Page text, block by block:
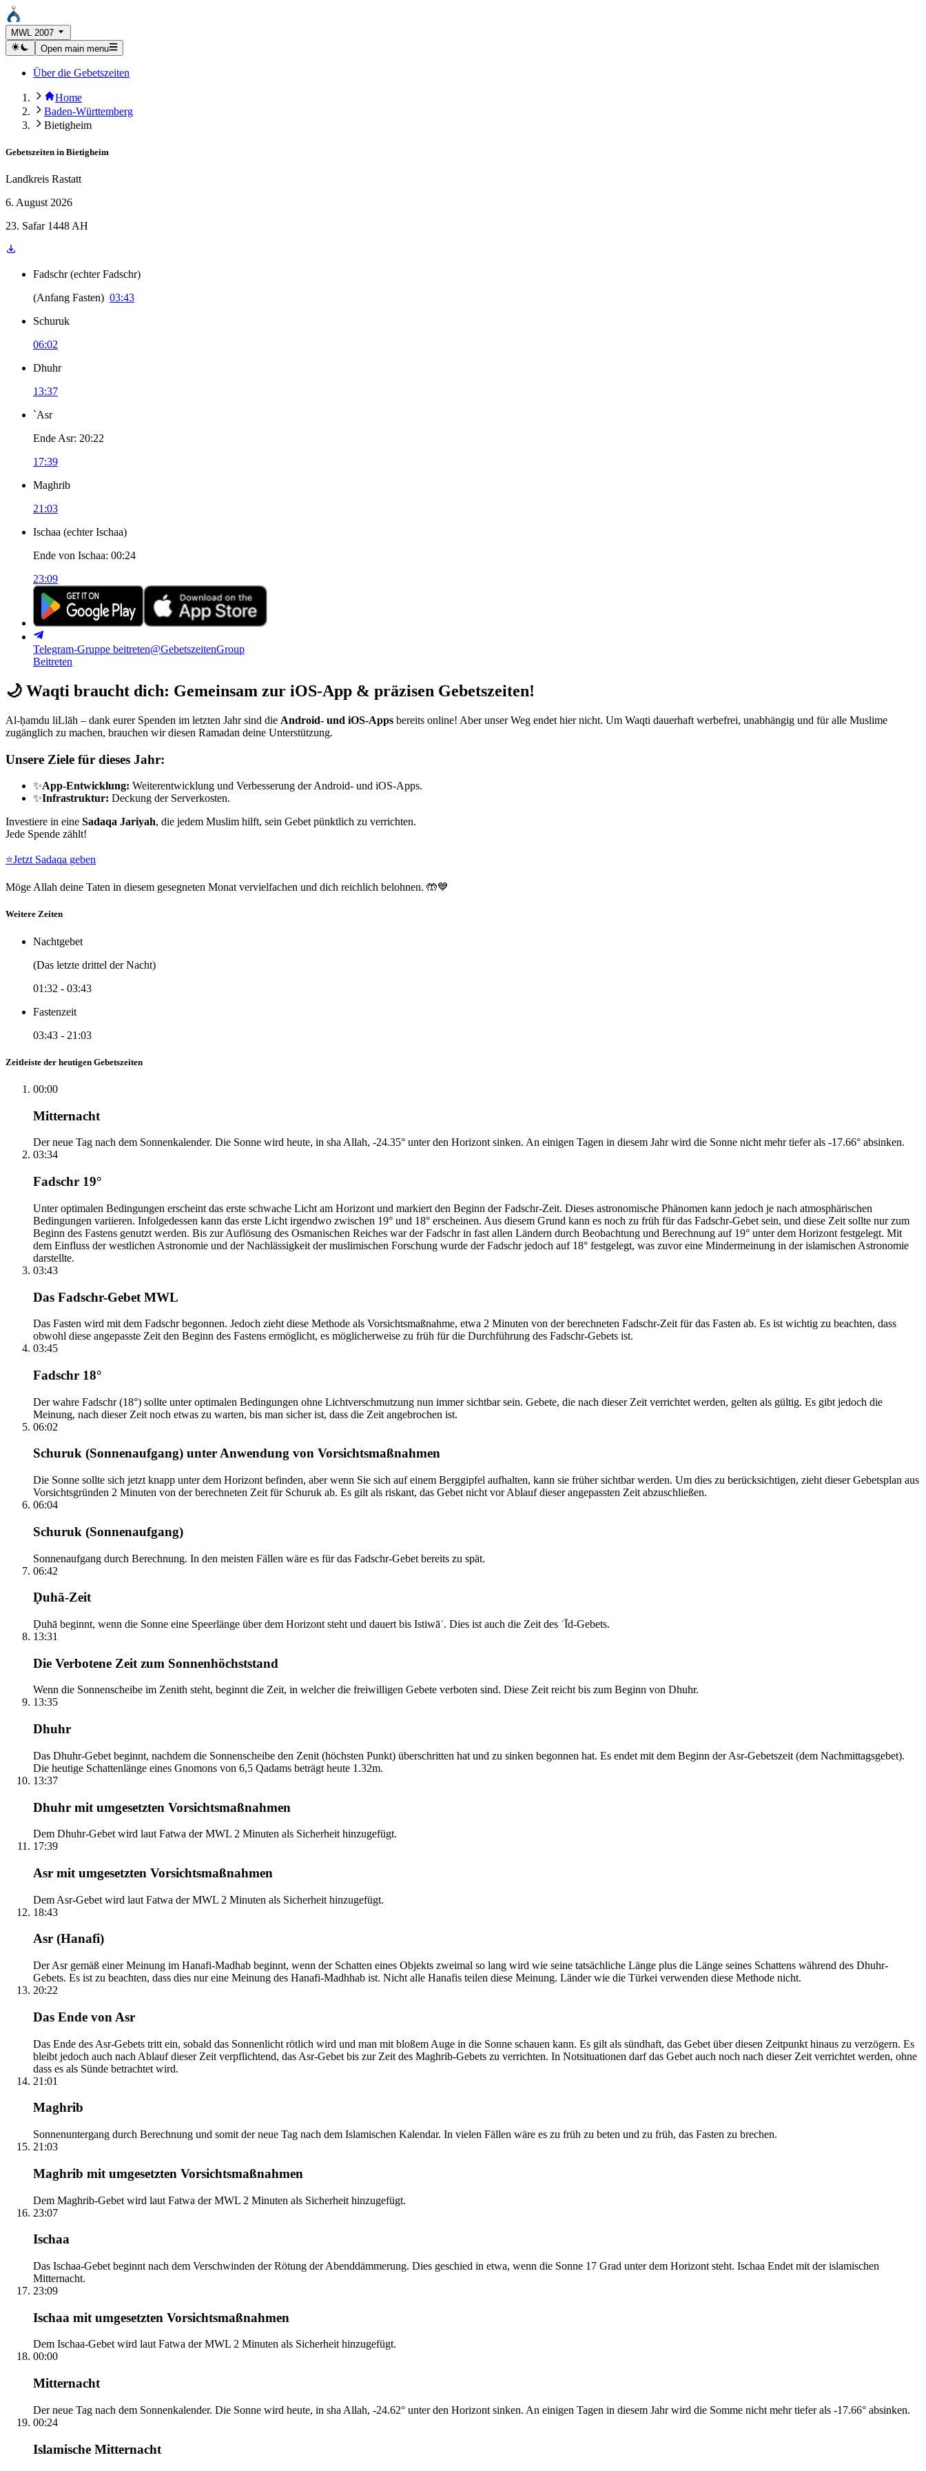
MWL 2007
Open main menu
Über die Gebetszeiten
Home
Baden-Württemberg
Bietigheim
Gebetszeiten in Bietigheim
Landkreis Rastatt
6. August 2026
23. Safar 1448 AH
Fadschr (echter Fadschr)
(Anfang Fasten) 03:43
Schuruk
06:02
Dhuhr
13:37
`Asr
Ende Asr: 20:22
17:39
Maghrib
21:03
Ischaa (echter Ischaa)
Ende von Ischaa: 00:24
23:09
Telegram-Gruppe beitreten@GebetszeitenGroup
Beitreten
🌙 Waqti braucht dich: Gemeinsam zur iOS-App & präzisen Gebetszeiten!
Al-ḥamdu liLlāh – dank eurer Spenden im letzten Jahr sind die Android- und iOS-Apps bereits online! Aber unser Weg endet hier nicht. Um Waqti dauerhaft werbefrei, unabhängig und für alle Muslime
zugänglich zu machen, brauchen wir diesen Ramadan deine Unterstützung.
Unsere Ziele für dieses Jahr:
✨App-Entwicklung: Weiterentwicklung und Verbesserung der Android- und iOS-Apps.
✨Infrastruktur: Deckung der Serverkosten.
Investiere in eine Sadaqa Jariyah, die jedem Muslim hilft, sein Gebet pünktlich zu verrichten.
Jede Spende zählt!
⭐Jetzt Sadaqa geben
Möge Allah deine Taten in diesem gesegneten Monat vervielfachen und dich reichlich belohnen. 🤲💙
Weitere Zeiten
Nachtgebet
(Das letzte drittel der Nacht)
01:32 - 03:43
Fastenzeit
03:43 - 21:03
Zeitleiste der heutigen Gebetszeiten
00:00
Mitternacht
Der neue Tag nach dem Sonnenkalender. Die Sonne wird heute, in sha Allah, -24.35° unter den Horizont sinken. An einigen Tagen in diesem Jahr wird die Sonne nicht mehr tiefer als -17.66° absinken.
03:34
Fadschr 19°
Unter optimalen Bedingungen erscheint das erste schwache Licht am Horizont und markiert den Beginn der Fadschr-Zeit. Dieses astronomische Phänomen kann jedoch je nach atmosphärischen
Bedingungen variieren. Infolgedessen kann das erste Licht irgendwo zwischen 19° und 18° erscheinen. Aus diesem Grund kann es noch zu früh für das Fadschr-Gebet sein, und diese Zeit sollte nur zum
Beginn des Fastens genutzt werden. Bis zur Auflösung des Osmanischen Reiches war der Fadschr in fast allen Ländern durch Beobachtung und Berechnung auf 19° unter dem Horizont festgelegt. Mit
dem Einfluss der westlichen Astronomie und der Nachlässigkeit der muslimischen Forschung wurde der Fadschr jedoch auf 18° festgelegt, was zuvor eine Mindermeinung in der islamischen Astronomie
darstellte.
03:43
Das Fadschr-Gebet MWL
Das Fasten wird mit dem Fadschr begonnen. Jedoch zieht diese Methode als Vorsichtsmaßnahme, etwa 2 Minuten von der berechneten Fadschr-Zeit für das Fasten ab. Es ist wichtig zu beachten, dass
obwohl diese angepasste Zeit den Beginn des Fastens ermöglicht, es möglicherweise zu früh für die Durchführung des Fadschr-Gebets ist.
03:45
Fadschr 18°
Der wahre Fadschr (18°) sollte unter optimalen Bedingungen ohne Lichtverschmutzung nun immer sichtbar sein. Gebete, die nach dieser Zeit verrichtet werden, gelten als gültig. Es gibt jedoch die
Meinung, nach dieser Zeit noch etwas zu warten, bis man sicher ist, dass die Zeit angebrochen ist.
06:02
Schuruk (Sonnenaufgang) unter Anwendung von Vorsichtsmaßnahmen
Die Sonne sollte sich jetzt knapp unter dem Horizont befinden, aber wenn Sie sich auf einem Berggipfel aufhalten, kann sie früher sichtbar werden. Um dies zu berücksichtigen, zieht dieser Gebetsplan aus
Vorsichtsgründen 2 Minuten von der berechneten Zeit für Schuruk ab. Es gilt als riskant, das Gebet nicht vor Ablauf dieser angepassten Zeit abzuschließen.
06:04
Schuruk (Sonnenaufgang)
Sonnenaufgang durch Berechnung. In den meisten Fällen wäre es für das Fadschr-Gebet bereits zu spät.
06:42
Ḍuhā-Zeit
Ḍuhā beginnt, wenn die Sonne eine Speerlänge über dem Horizont steht und dauert bis Istiwāʾ. Dies ist auch die Zeit des ʿĪd-Gebets.
13:31
Die Verbotene Zeit zum Sonnenhöchststand
Wenn die Sonnenscheibe im Zenith steht, beginnt die Zeit, in welcher die freiwilligen Gebete verboten sind. Diese Zeit reicht bis zum Beginn von Dhuhr.
13:35
Dhuhr
Das Dhuhr-Gebet beginnt, nachdem die Sonnenscheibe den Zenit (höchsten Punkt) überschritten hat und zu sinken begonnen hat. Es endet mit dem Beginn der Asr-Gebetszeit (dem Nachmittagsgebet).
Die heutige Schattenlänge eines Gnomons von 6,5 Qadams beträgt heute 1.32m.
13:37
Dhuhr mit umgesetzten Vorsichtsmaßnahmen
Dem Dhuhr-Gebet wird laut Fatwa der MWL 2 Minuten als Sicherheit hinzugefügt.
17:39
Asr mit umgesetzten Vorsichtsmaßnahmen
Dem Asr-Gebet wird laut Fatwa der MWL 2 Minuten als Sicherheit hinzugefügt.
18:43
Asr (Hanafi)
Der Asr gemäß einer Meinung im Hanafi-Madhab beginnt, wenn der Schatten eines Objekts zweimal so lang wird wie seine tatsächliche Länge plus die Länge seines Schattens während des Dhuhr-
Gebets. Es ist zu beachten, dass dies nur eine Meinung des Hanafi-Madhhab ist. Nicht alle Hanafis teilen diese Meinung. Länder wie die Türkei verwenden diese Methode nicht.
20:22
Das Ende von Asr
Das Ende des Asr-Gebets tritt ein, sobald das Sonnenlicht rötlich wird und man mit bloßem Auge in die Sonne schauen kann. Es gilt als sündhaft, das Gebet über diesen Zeitpunkt hinaus zu verzögern. Es
bleibt jedoch auch nach Ablauf dieser Zeit verpflichtend, das Asr-Gebet bis zur Zeit des Maghrib-Gebets zu verrichten. In Notsituationen darf das Gebet auch noch nach dieser Zeit verrichtet werden, ohne
dass es als Sünde betrachtet wird.
21:01
Maghrib
Sonnenuntergang durch Berechnung und somit der neue Tag nach dem Islamischen Kalendar. In vielen Fällen wäre es zu früh zu beten und zu früh, das Fasten zu brechen.
21:03
Maghrib mit umgesetzten Vorsichtsmaßnahmen
Dem Maghrib-Gebet wird laut Fatwa der MWL 2 Minuten als Sicherheit hinzugefügt.
23:07
Ischaa
Das Ischaa-Gebet beginnt nach dem Verschwinden der Rötung der Abenddämmerung. Dies geschied in etwa, wenn die Sonne 17 Grad unter dem Horizont steht. Ischaa Endet mit der islamischen
Mitternacht.
23:09
Ischaa mit umgesetzten Vorsichtsmaßnahmen
Dem Ischaa-Gebet wird laut Fatwa der MWL 2 Minuten als Sicherheit hinzugefügt.
00:00
Mitternacht
Der neue Tag nach dem Sonnenkalender. Die Sonne wird heute, in sha Allah, -24.62° unter den Horizont sinken. An einigen Tagen in diesem Jahr wird die Somme nicht mehr tiefer als -17.66° absinken.
00:24
Islamische Mitternacht